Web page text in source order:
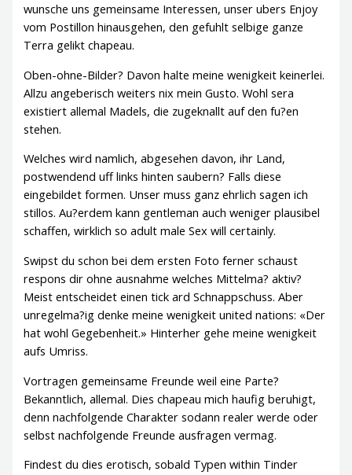
wunsche uns gemeinsame Interessen, unser ubers Enjoy
vom Postillon hinausgehen, den gefuhlt selbige ganze
Terra gelikt chapeau.
Oben-ohne-Bilder? Davon halte meine wenigkeit keinerlei.
Allzu angeberisch weiters nix mein Gusto. Wohl sera
existiert allemal Madels, die zugeknallt auf den fu?en
stehen.
Welches wird namlich, abgesehen davon, ihr Land,
postwendend uff links hinten saubern? Falls diese
eingebildet formen. Unser muss ganz ehrlich sagen ich
stillos. Au?erdem kann gentleman auch weniger plausibel
schaffen, wirklich so adult male Sex will certainly.
Swipst du schon bei dem ersten Foto ferner schaust
respons dir ohne ausnahme welches Mittelma? aktiv?
Meist entscheidet einen tick ard Schnappschuss. Aber
unregelma?ig denke meine wenigkeit united nations: «Der
hat wohl Gegebenheit.» Hinterher gehe meine wenigkeit
aufs Umriss.
Vortragen gemeinsame Freunde weil eine Parte?
Bekanntlich, allemal. Dies chapeau mich haufig beruhigt,
denn nachfolgende Charakter sodann realer werde oder
selbst nachfolgende Freunde ausfragen vermag.
Findest du dies erotisch, sobald Typen within Tinder